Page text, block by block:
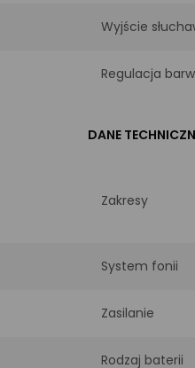
Wyjście
Regulacja
DANE
Zakresy
System fonii
Zasilanie
Rodzaj baterii